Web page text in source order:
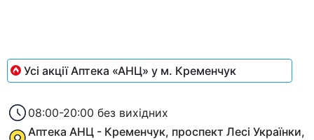
Усі акції Аптека «АНЦ» у м. Кременчук
08:00-20:00 без вихідних
Аптека АНЦ - Кременчук, проспект Лесі Українки,